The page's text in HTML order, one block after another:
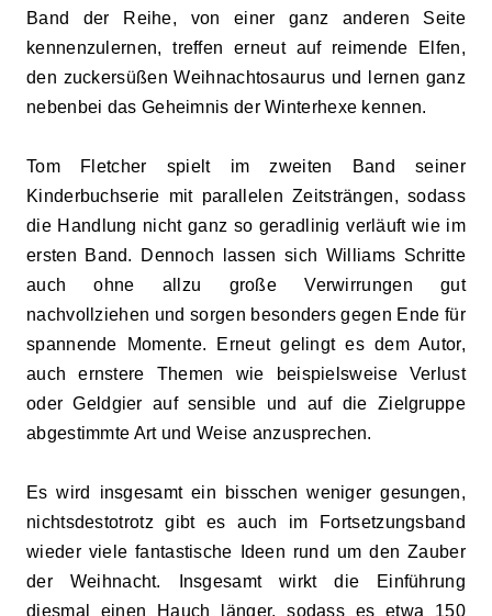
Band der Reihe, von einer ganz anderen Seite
kennenzulernen, treffen erneut auf reimende Elfen,
den zuckersüßen Weihnachtosaurus und lernen ganz
nebenbei das Geheimnis der Winterhexe kennen.
Tom Fletcher spielt im zweiten Band seiner
Kinderbuchserie mit parallelen Zeitsträngen, sodass
die Handlung nicht ganz so geradlinig verläuft wie im
ersten Band. Dennoch lassen sich Williams Schritte
auch ohne allzu große Verwirrungen gut
nachvollziehen und sorgen besonders gegen Ende für
spannende Momente. Erneut gelingt es dem Autor,
auch ernstere Themen wie beispielsweise Verlust
oder Geldgier auf sensible und auf die Zielgruppe
abgestimmte Art und Weise anzusprechen.
Es wird insgesamt ein bisschen weniger gesungen,
nichtsdestotrotz gibt es auch im Fortsetzungsband
wieder viele fantastische Ideen rund um den Zauber
der Weihnacht. Insgesamt wirkt die Einführung
diesmal einen Hauch länger, sodass es etwa 150